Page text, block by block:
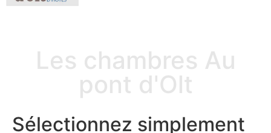
Les chambres Au
pont d'Olt
Accueil Les chambres Au pont d’Olt
Sélectionnez simplement